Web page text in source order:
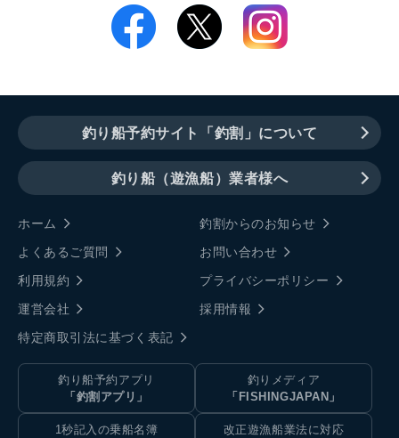
釣り船予約サイト「釣割」について
釣り船（遊漁船）業者様へ
ホーム
釣割からのお知らせ
よくあるご質問
お問い合わせ
利用規約
プライバシーポリシー
運営会社
採用情報
特定商取引法に基づく表記
釣り船予約アプリ
「釣割アプリ」
釣りメディア
「FISHINGJAPAN」
1秒記入の乗船名簿
改正遊漁船業法に対応